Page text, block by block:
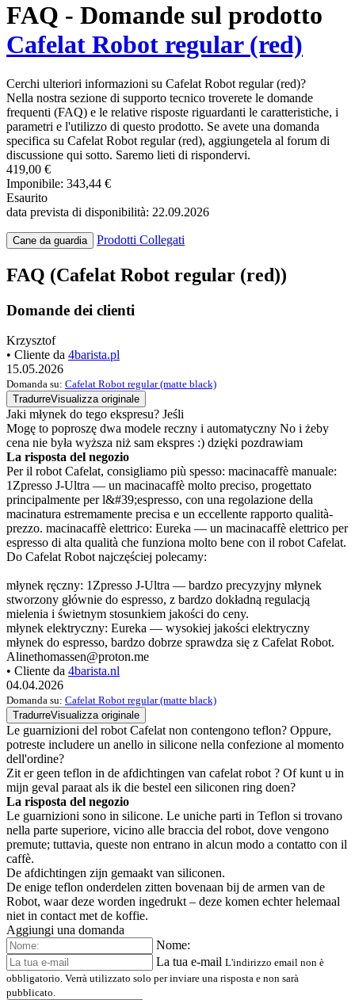
FAQ - Domande sul prodotto
Cafelat Robot regular (red)
Cerchi ulteriori informazioni su Cafelat Robot regular (red)?
Nella nostra sezione di supporto tecnico troverete le domande
frequenti (FAQ) e le relative risposte riguardanti le caratteristiche, i
parametri e l'utilizzo di questo prodotto. Se avete una domanda
specifica su Cafelat Robot regular (red), aggiungetela al forum di
discussione qui sotto. Saremo lieti di rispondervi.
419,00 €
Imponibile: 343,44 €
Esaurito
data prevista di disponibilità: 22.09.2026
Cane da guardia Prodotti Collegati
FAQ (Cafelat Robot regular (red))
Domande dei clienti
Krzysztof
• Cliente da 4barista.pl
15.05.2026
Domanda su: Cafelat Robot regular (matte black)
TradurreVisualizza originale
Jaki młynek do tego ekspresu? Jeśli
Mogę to poproszę dwa modele reczny i automatyczny No i żeby
cena nie była wyższa niż sam ekspres :) dzięki pozdrawiam
La risposta del negozio
Per il robot Cafelat, consigliamo più spesso: macinacaffè manuale:
1Zpresso J-Ultra — un macinacaffè molto preciso, progettato
principalmente per l&#39;espresso, con una regolazione della
macinatura estremamente precisa e un eccellente rapporto qualità-
prezzo. macinacaffè elettrico: Eureka — un macinacaffè elettrico per
espresso di alta qualità che funziona molto bene con il robot Cafelat.
Do Cafelat Robot najczęściej polecamy:
młynek ręczny: 1Zpresso J-Ultra — bardzo precyzyjny młynek
stworzony głównie do espresso, z bardzo dokładną regulacją
mielenia i świetnym stosunkiem jakości do ceny.
młynek elektryczny: Eureka — wysokiej jakości elektryczny
młynek do espresso, bardzo dobrze sprawdza się z Cafelat Robot.
Alinethomassen@proton.me
• Cliente da 4barista.nl
04.04.2026
Domanda su: Cafelat Robot regular (matte black)
TradurreVisualizza originale
Le guarnizioni del robot Cafelat non contengono teflon? Oppure,
potreste includere un anello in silicone nella confezione al momento
dell'ordine?
Zit er geen teflon in de afdichtingen van cafelat robot ? Of kunt u in
mijn geval paraat als ik die bestel een siliconen ring doen?
La risposta del negozio
Le guarnizioni sono in silicone. Le uniche parti in Teflon si trovano
nella parte superiore, vicino alle braccia del robot, dove vengono
premute; tuttavia, queste non entrano in alcun modo a contatto con il
caffè.
De afdichtingen zijn gemaakt van siliconen.
De enige teflon onderdelen zitten bovenaan bij de armen van de
Robot, waar deze worden ingedrukt – deze komen echter helemaal
niet in contact met de koffie.
Aggiungi una domanda
Nome:
La tua e-mail L'indirizzo email non è
obbligatorio. Verrà utilizzato solo per inviare una risposta e non sarà
pubblicato.